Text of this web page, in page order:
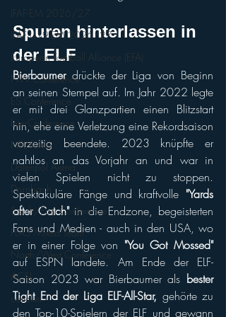
IFAF-EM 2026/27
IFAF U19-EM 2026/27
European Football Alliance (EFA)
NW Conference
ES Conference
InterConference
NFL FLAG
Datenpol Arena
Dornbach
South/East Conference
FLA3 Mixed Team
North/West Conference
ACSL
oeticket
Spuren hinterlassen in
der ELF
Bierbaumer drückte der Liga von Beginn
an seinen Stempel auf. Im Jahr 2022 legte
er mit drei Glanzpartien einen Blitzstart
hin, ehe eine Verletzung eine Rekordsaison
vorzeitig beendete. 2023 knüpfte er
nahtlos an das Vorjahr an und war in
vielen Spielen nicht zu stoppen.
Spektakuläre Fänge und kraftvolle "Yards
after Catch" in die Endzone, begeisterten
Fans und Medien - auch in den USA, wo
er in einer Folge von "You Got Mossed"
auf ESPN landete. Am Ende der ELF-
Saison 2023 war Bierbaumer als bester
Tight End der Liga ELF-All-Star, gehörte zu
den Top-10-Spielern der ELF und gewann